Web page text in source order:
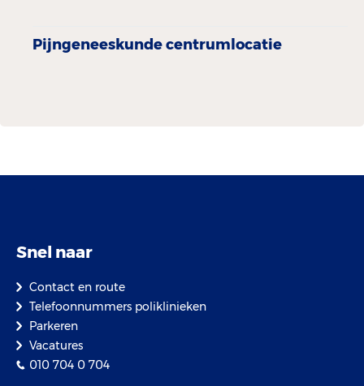
Pijngeneeskunde centrumlocatie
Snel naar
Contact en route
Telefoonnummers poliklinieken
Parkeren
Vacatures
010 704 0 704